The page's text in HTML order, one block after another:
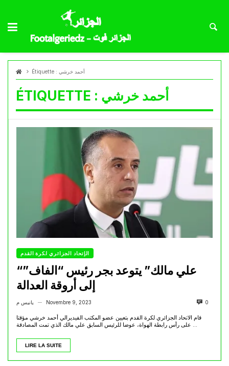
Étiquette : أحمد خرشي
ÉTIQUETTE : أحمد خرشي
الإتحاد الجزائري لكرة القدم
“علي مالك” يتوعد بجر رئيس “الفاف”
يانيس م — Novembre 9, 2023 0
قام الاتحاد الجزائري لكرة القدم بتعيين عضو المكتب الفيديرالي أحمد خرشي مؤقتا
على رأس رابطة الهواة، عوضا للرئيس السابق علي مالك الذي تمت المصادقة ...
LIRE LA SUITE